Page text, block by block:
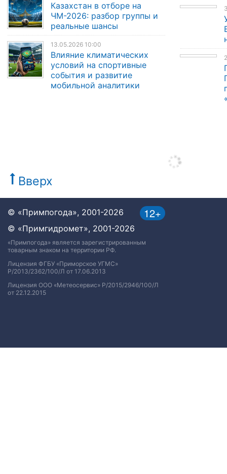
Казахстан в отборе на
ЧМ-2026: разбор группы и
реальные шансы
13.05.2026 10:00
Влияние климатических
условий на спортивные
события и развитие
мобильной аналитики
Вверх
12+
© «Примпогода», 2001-2026
© «Примгидромет», 2001-2026
«Примпогода» является зарегистрированным
товарным знаком на территории РФ.
Лицензия ФГБУ «Приморское УГМС»
Р/2013/2362/100/Л от 17.06.2013
Лицензия ООО «Метеосервис» Р/2015/2946/100/Л
от 22.12.2015